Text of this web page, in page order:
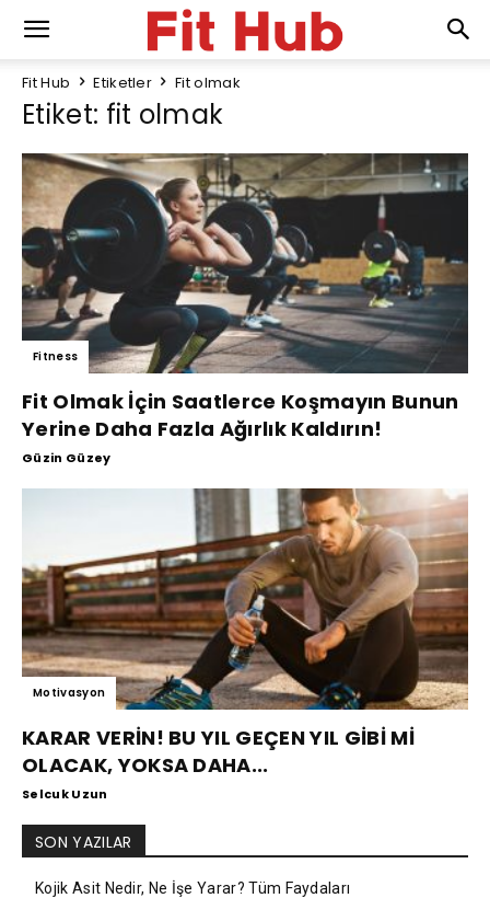
Fit Hub Etiketler Fit olmak
Etiket: fit olmak
Fitness
Fit Olmak İçin Saatlerce Koşmayın Bunun
Yerine Daha Fazla Ağırlık Kaldırın!
Güzin Güzey
Motivasyon
KARAR VERİN! BU YIL GEÇEN YIL GİBİ Mİ
OLACAK, YOKSA DAHA...
Selcuk Uzun
SON YAZILAR
Kojik Asit Nedir, Ne İşe Yarar? Tüm Faydaları